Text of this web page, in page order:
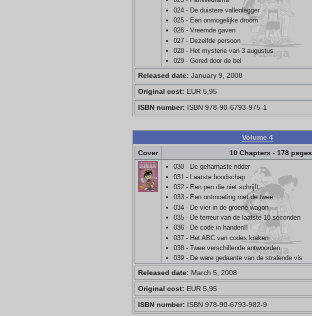
024 - De duistere vallenlegger
025 - Een onmogelijke droom
026 - Vreemde gaven
027 - Dezelfde persoon
028 - Het mysterie van 3 augustus
029 - Gered door de bel
Released date: January 9, 2008
Original cost: EUR 5,95
ISBN number: ISBN 978-90-6793-975-1
Volume 4
Cover
10 Chapters - 178 pages
030 - De geharnaste ridder
031 - Laatste boodschap
032 - Een pen die niet schrijft
033 - Een ontmoeting met de twee
034 - De vier in de groene wagon
035 - De terreur van de laatste 10 seconden
036 - De code in handen!!
037 - Het ABC van codes kraken
038 - Twee verschillende antwoorden
039 - De ware gedaante van de stralende vis
Released date: March 5, 2008
Original cost: EUR 5,95
ISBN number: ISBN 978-90-6793-982-9